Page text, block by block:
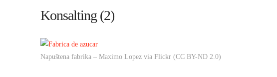
Konsalting (2)
Napuštena fabrika – Maximo Lopez via Flickr (CC BY-ND 2.0)